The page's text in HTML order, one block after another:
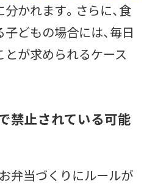
分かれます。さらに、食
どもの場合には、毎日
が求められるケース
禁止されている可能
弁当づくりにルールが